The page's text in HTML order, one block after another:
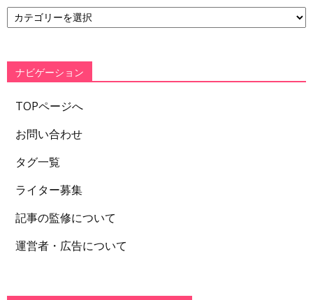
カ
テ
ー
ナビゲーション
TOPページへ
お問い合わせ
タグ一覧
ライター募集
記事の監修について
運営者・広告について